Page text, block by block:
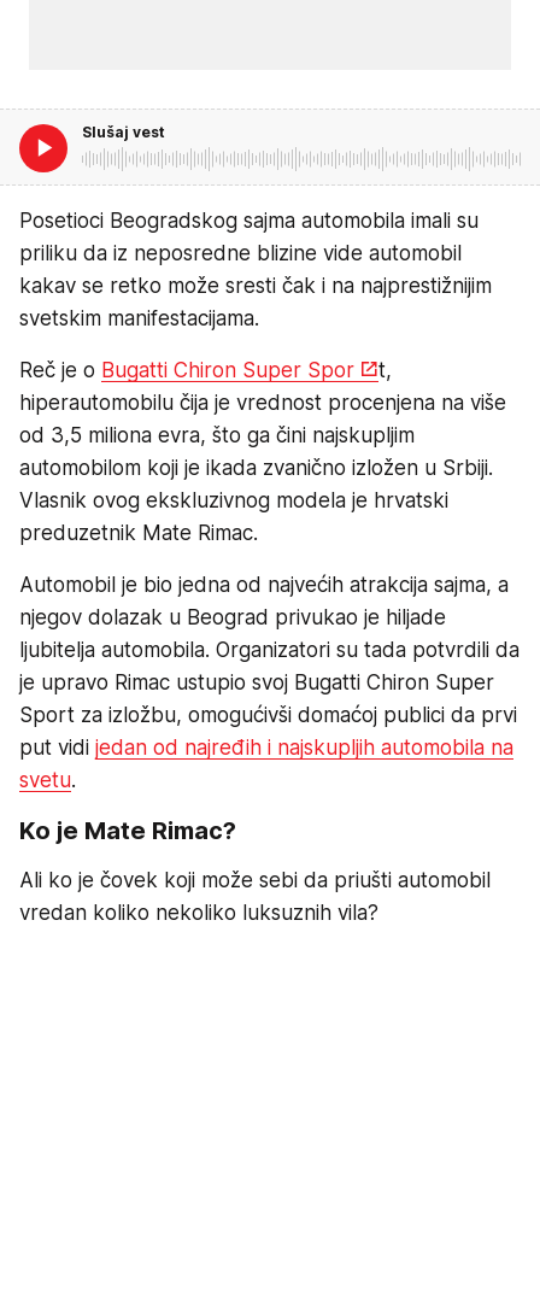
Slušaj vest
Posetioci Beogradskog sajma automobila imali su
priliku da iz neposredne blizine vide automobil
kakav se retko može sresti čak i na najprestižnijim
svetskim manifestacijama.
Reč je o Bugatti Chiron Super Spor
t,
hiperautomobilu čija je vrednost procenjena na više
od 3,5 miliona evra, što ga čini najskupljim
automobilom koji je ikada zvanično izložen u Srbiji.
Vlasnik ovog ekskluzivnog modela je hrvatski
preduzetnik Mate Rimac.
Automobil je bio jedna od najvećih atrakcija sajma, a
njegov dolazak u Beograd privukao je hiljade
ljubitelja automobila. Organizatori su tada potvrdili da
je upravo Rimac ustupio svoj Bugatti Chiron Super
Sport za izložbu, omogućivši domaćoj publici da prvi
put vidi jedan od najređih i najskupljih automobila na
svetu.
Ko je Mate Rimac?
Ali ko je čovek koji može sebi da priušti automobil
vredan koliko nekoliko luksuznih vila?